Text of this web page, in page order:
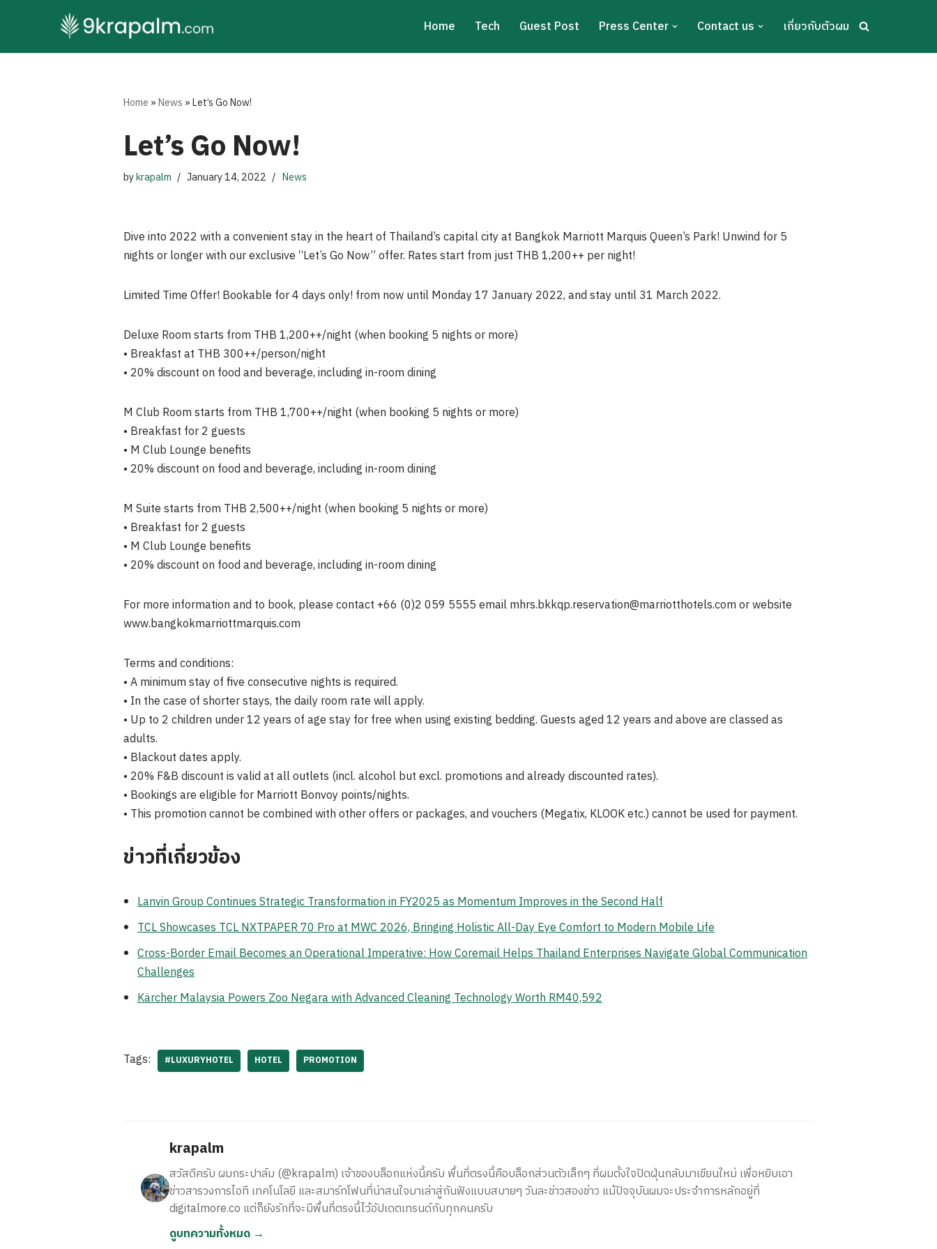
to
Home Tech Guest Post Press Center Contact us เกี่ยวกับตัวผม
Home »News »Let’s Go Now!
Let’s Go Now!
bykrapalm January 14, 2022 News
Dive into 2022 with a convenient stay in the heart of Thailand’s capital city at Bangkok Marriott Marquis Queen’s Park! Unwind for 5
nights or longer with our exclusive “Let’s Go Now” offer. Rates start from just THB 1,200++ per night!
Limited Time Offer! Bookable for 4 days only! from now until Monday 17 January 2022, and stay until 31 March 2022.
Deluxe Room starts from THB 1,200++/night (when booking 5 nights or more)
• Breakfast at THB 300++/person/night
• 20% discount on food and beverage, including in-room dining
M Club Room starts from THB 1,700++/night (when booking 5 nights or more)
• Breakfast for 2 guests
• M Club Lounge benefits
• 20% discount on food and beverage, including in-room dining
M Suite starts from THB 2,500++/night (when booking 5 nights or more)
• Breakfast for 2 guests
• M Club Lounge benefits
• 20% discount on food and beverage, including in-room dining
For more information and to book, please contact +66 (0)2 059 5555 emailmhrs.bkkqp.reservation@marriotthotels.comor website
www.bangkokmarriottmarquis.com
Terms and conditions:
• A minimum stay of five consecutive nights is required.
• In the case of shorter stays, the daily room rate will apply.
• Up to 2 children under 12 years of age stay for free when using existing bedding. Guests aged 12 years and above are classed as
adults.
• Blackout dates apply.
• 20% F&B discount is valid at all outlets (incl. alcohol but excl. promotions and already discounted rates).
• Bookings are eligible for Marriott Bonvoy points/nights.
• This promotion cannot be combined with other offers or packages, and vouchers (Megatix, KLOOK etc.) cannot be used for payment.
ข่าวที่เกี่ยวข้อง
Lanvin Group Continues Strategic Transformation in FY2025 as Momentum Improves in the Second Half
TCL Showcases TCL NXTPAPER 70 Pro at MWC 2026, Bringing Holistic All-Day Eye Comfort to Modern Mobile Life
Cross-Border Email Becomes an Operational Imperative: How Coremail Helps Thailand Enterprises Navigate Global Communication
Challenges
Kärcher Malaysia Powers Zoo Negara with Advanced Cleaning Technology Worth RM40,592
Tags: #LUXURYHOTEL HOTEL PROMOTION
krapalm
สวัสดีครับ ผมกระปาล์ม (@krapalm) เจ้าของบล็อกแห่งนี้ครับ พื้นที่ตรงนี้คือบล็อกส่วนตัวเล็กๆ ที่ผมตั้งใจปัดฝุ่นกลับมาเขียนใหม่ เพื่อหยิบเอา
ข่าวสารวงการไอที เทคโนโลยี และสมาร์ทโฟนที่น่าสนใจมาเล่าสู่กันฟังแบบสบายๆ วันละข่าวสองข่าว แม้ปัจจุบันผมจะประจำการหลักอยู่ที่
digitalmore.co แต่ก็ยังรักที่จะมีพื้นที่ตรงนี้ไว้อัปเดตเทรนด์กับทุกคนครับ
ดูบทความทั้งหมด →